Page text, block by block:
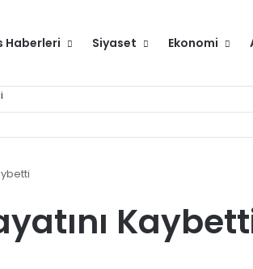
Haberleri Siyaset Ekonomi